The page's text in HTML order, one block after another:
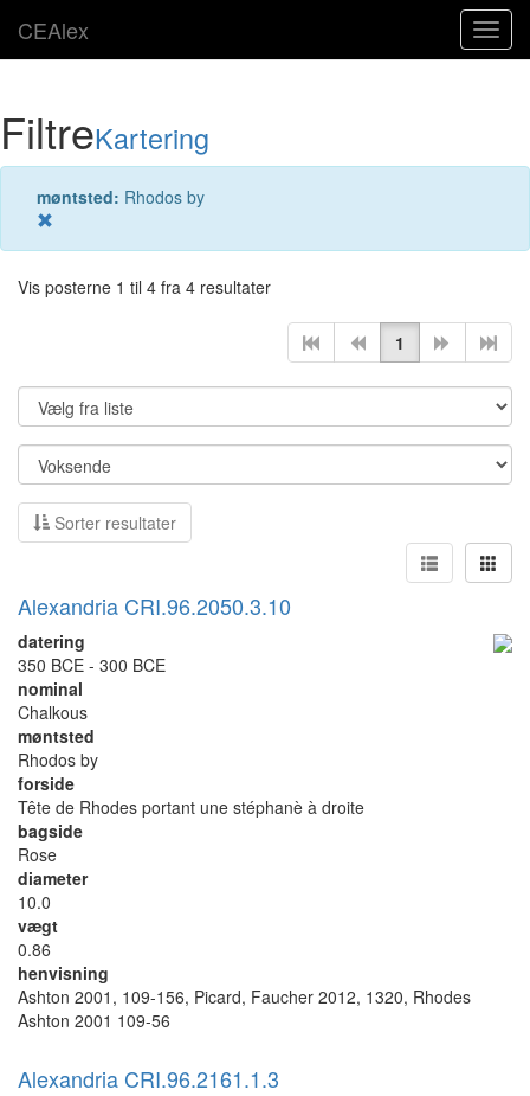
CEAlex
FiltreKartering
møntsted: Rhodos by
Vis posterne 1 til 4 fra 4 resultater
1
Sorter resultater
Alexandria CRI.96.2050.3.10
datering
350 BCE - 300 BCE
nominal
Chalkous
møntsted
Rhodos by
forside
Tête de Rhodes portant une stéphanè à droite
bagside
Rose
diameter
10.0
vægt
0.86
henvisning
Ashton 2001, 109-156, Picard, Faucher 2012, 1320, Rhodes
Ashton 2001 109-56
Alexandria CRI.96.2161.1.3